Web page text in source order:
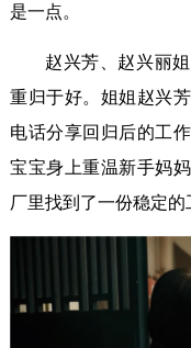
是一点。
赵兴芳、赵兴丽
重归于好。姐姐赵兴
电话分享回归后的工
宝宝身上重温新手妈
厂里找到了一份稳定